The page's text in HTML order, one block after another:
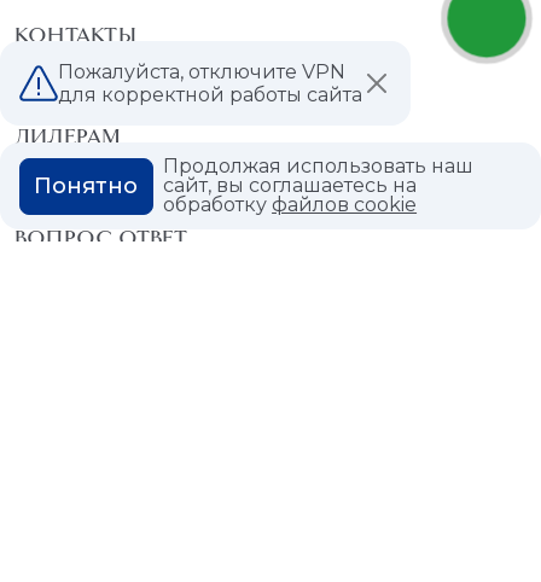
КОНТАКТЫ
МАГАЗИНЫ
ДИЛЕРАМ
ВАКАНСИИ
ВОПРОС ОТВЕТ
Пожалуйста, отключите VPN
для корректной работы сайта
Продолжая использовать наш
сайт, вы соглашаетесь на
обработкуфайлов cookie
Понятно